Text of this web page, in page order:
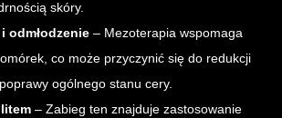
skóry.
odmłodzenie – Mezoterapia wspomaga
co może przyczynić się do redukcji
ogólnego stanu cery.
– Zabieg ten znajduje zastosowanie